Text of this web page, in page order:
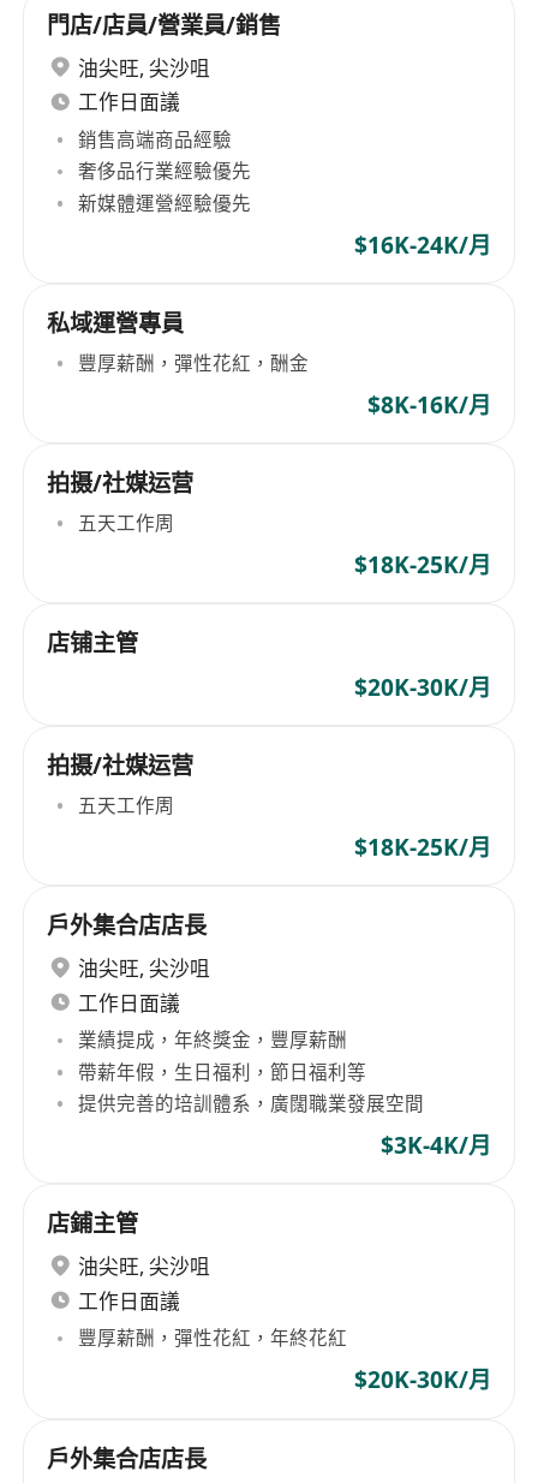
門店/店員/營業員/銷售
油尖旺, 尖沙咀
工作日面議
銷售高端商品經驗
奢侈品行業經驗優先
新媒體運營經驗優先
$16K-24K/月
私域運營專員
豐厚薪酬，彈性花紅，酬金
$8K-16K/月
拍摄/社媒运营
五天工作周
$18K-25K/月
店铺主管
$20K-30K/月
拍摄/社媒运营
五天工作周
$18K-25K/月
戶外集合店店長
油尖旺, 尖沙咀
工作日面議
業績提成，年終獎金，豐厚薪酬
帶薪年假，生日福利，節日福利等
提供完善的培訓體系，廣闊職業發展空間
$3K-4K/月
店鋪主管
油尖旺, 尖沙咀
工作日面議
豐厚薪酬，彈性花紅，年終花紅
$20K-30K/月
戶外集合店店長